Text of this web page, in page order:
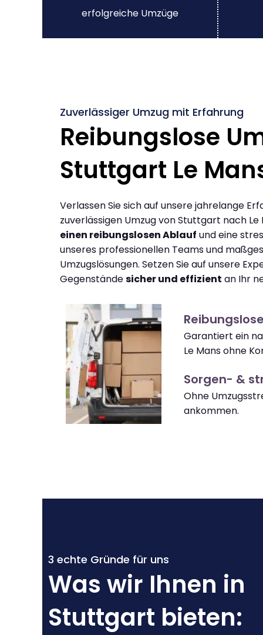
erfolgreiche Umzüge
Zuverlässiger Umzug mit Erfahrung
Reibungslose
Stuttgart Le
Verlassen Sie sich auf unsere jahrelange
zuverlässigen Umzug von Stuttgart nach Le
einen reibungslosen Ablauf und eine
unseres professionellen Teams und
Umzugslösungen. Setzen Sie auf unsere
Gegenständesicher und effizient an Ihr
Garantiert ein
Le Mans ohne
Sorgen- &
Ohne
ankommen.
3 echte Gründe für uns
Was wir Ihnen in
Stuttgart bieten: